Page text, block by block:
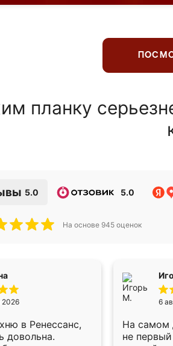
планку
5.0 5.0
На основе 945 оценок
2026
в Ренессанс,
довольна.
6
На самом
не